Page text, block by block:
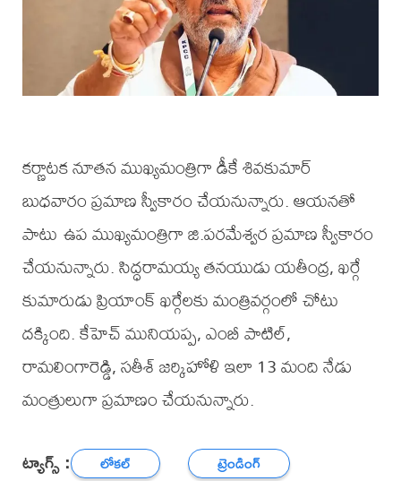
కర్ణాటక నూతన ముఖ్యమంత్రిగా డీకే శివకుమార్
బుధవారం ప్రమాణ స్వీకారం చేయనున్నారు. ఆయనతో
పాటు ఉప ముఖ్యమంత్రిగా జి.పరమేశ్వర ప్రమాణ స్వీకారం
చేయనున్నారు. సిద్ధరామయ్య తనయుడు యతీంద్ర, ఖర్గే
కుమారుడు ప్రియాంక్‌ ఖర్గేలకు మంత్రివర్గంలో చోటు
దక్కింది. కేహెచ్‌ మునియప్ప, ఎంబీ పాటిల్‌,
రామలింగారెడ్డి, సతీశ్‌ జర్కిహోళి ఇలా 13 మంది నేడు
మంత్రులుగా ప్రమాణం చేయనున్నారు.
ట్యాగ్స్ : లోకల్
ట్రెండింగ్